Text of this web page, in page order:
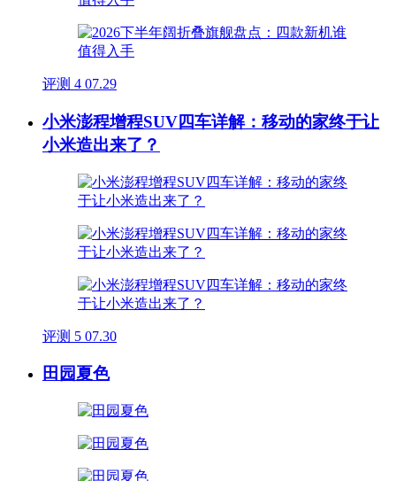
评测 4 07.29
小米澎程增程SUV四车详解：移动的家终于让
小米造出来了？
评测 5 07.30
田园夏色